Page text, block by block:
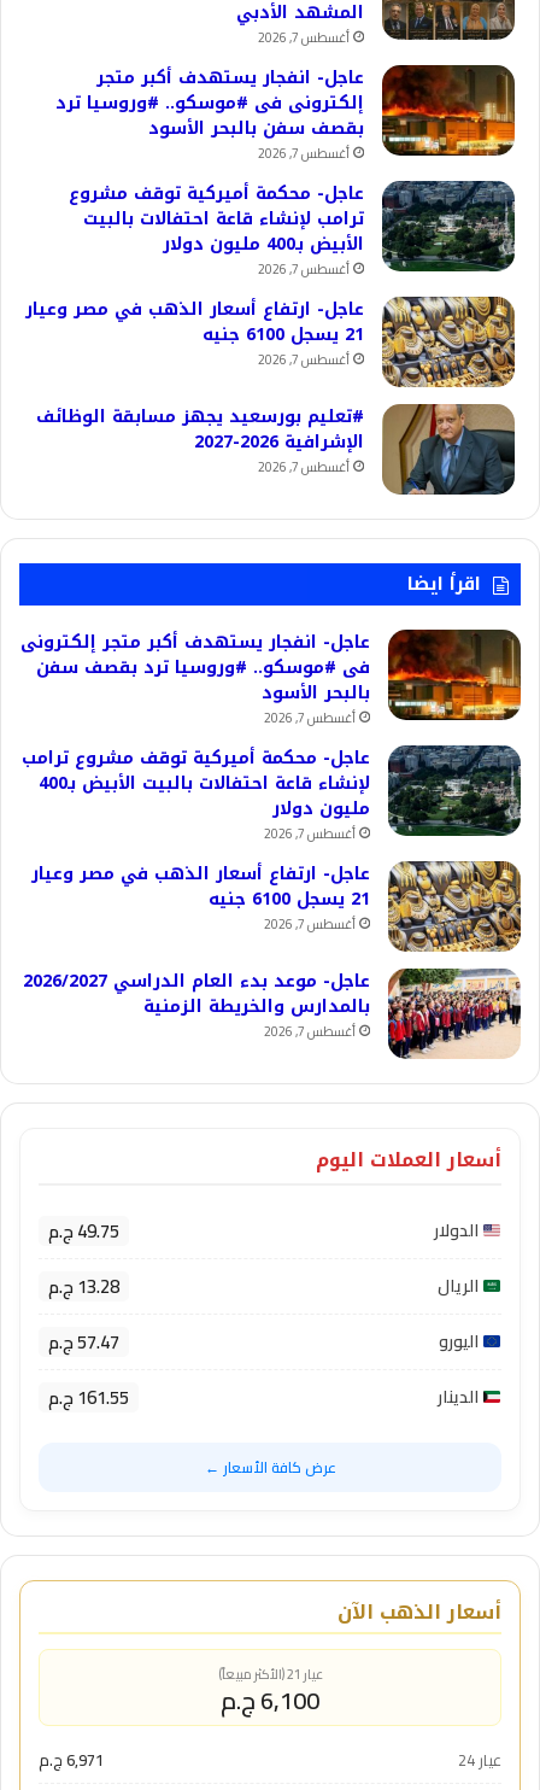
المشهد الأدبي
أغسطس 7, 2026
عاجل- انفجار يستهدف أكبر متجر
إلكترونى فى #موسكو.. #وروسيا ترد
بقصف سفن بالبحر الأسود
أغسطس 7, 2026
عاجل- محكمة أميركية توقف مشروع
ترامب لإنشاء قاعة احتفالات بالبيت
الأبيض بـ400 مليون دولار
أغسطس 7, 2026
عاجل- ارتفاع أسعار الذهب في مصر وعيار
21 يسجل 6100 جنيه
أغسطس 7, 2026
#تعليم بورسعيد يجهز مسابقة الوظائف
الإشرافية 2026-2027
أغسطس 7, 2026
اقرأ ايضا
عاجل- انفجار يستهدف أكبر متجر إلكترونى
فى #موسكو.. #وروسيا ترد بقصف سفن
بالبحر الأسود
أغسطس 7, 2026
عاجل- محكمة أميركية توقف مشروع ترامب
لإنشاء قاعة احتفالات بالبيت الأبيض بـ400
مليون دولار
أغسطس 7, 2026
عاجل- ارتفاع أسعار الذهب في مصر وعيار
21 يسجل 6100 جنيه
أغسطس 7, 2026
عاجل- موعد بدء العام الدراسي 2026/2027
بالمدارس والخريطة الزمنية
أغسطس 7, 2026
أسعار العملات اليوم
الدولار 49.75 ج.م
الريال 13.28 ج.م
اليورو 57.47 ج.م
الدينار 161.55 ج.م
عرض كافة الأسعار ←
أسعار الذهب الآن
عيار 21 (الأكثر مبيعاً)
6,100 ج.م
عيار 24
6,971 ج.م